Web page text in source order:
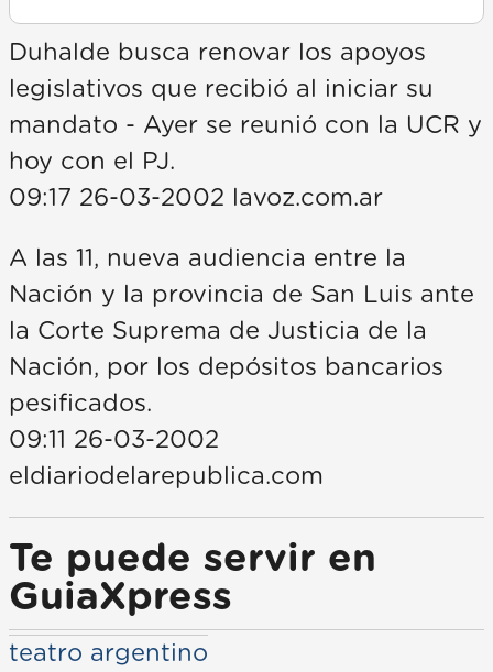
Duhalde busca renovar los apoyos
legislativos que recibió al iniciar su
mandato - Ayer se reunió con la UCR y
hoy con el PJ.
09:17 26-03-2002 lavoz.com.ar
A las 11, nueva audiencia entre la
Nación y la provincia de San Luis ante
la Corte Suprema de Justicia de la
Nación, por los depósitos bancarios
pesificados.
09:11 26-03-2002
eldiariodelarepublica.com
Te puede servir en
GuiaXpress
teatro argentino